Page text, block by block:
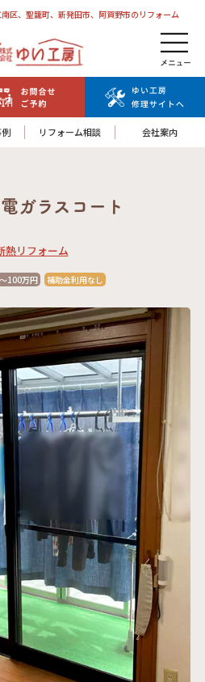
区、聖籠町、新発田市、阿賀野市のリフォーム
リフォーム相談 会社案内
ガラスコート
熱リフォーム
～100万円 補助金利用なし